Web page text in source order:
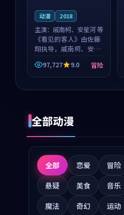
动漫 2018
主演： 戚南柯、安星河 等
《看见的客人》由佐藤
翔执导，戚南柯、安星
河领衔主演，是一部
2018年上映的泰国冒险
动漫。影片以海岸抒情
97,727 9.0 冒险
全部动漫
全部 恋爱 冒险
悬疑
美食 音乐
魔法
奇幻 运动